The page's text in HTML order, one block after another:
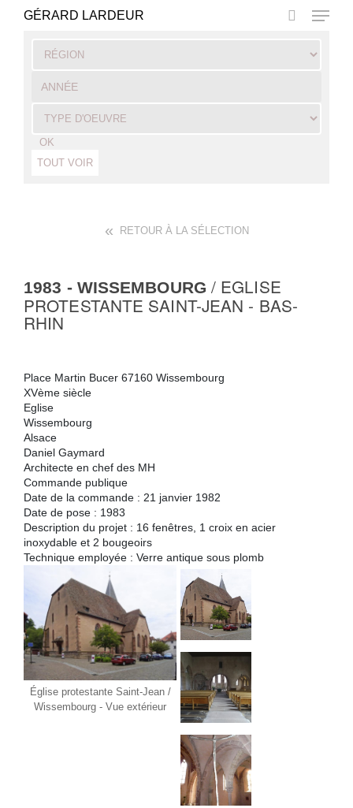
GÉRARD LARDEUR
OK
TOUT VOIR
RETOUR À LA SÉLECTION
1983 - WISSEMBOURG / EGLISE
PROTESTANTE SAINT-JEAN - BAS-
RHIN
Place Martin Bucer 67160 Wissembourg
XVème siècle
Eglise
Wissembourg
Alsace
Daniel Gaymard
Architecte en chef des MH
Commande publique
Date de la commande : 21 janvier 1982
Date de pose : 1983
Description du projet : 16 fenêtres, 1 croix en acier
inoxydable et 2 bougeoirs
Technique employée : Verre antique sous plomb
Église protestante Saint-Jean /
Wissembourg - Vue extérieur